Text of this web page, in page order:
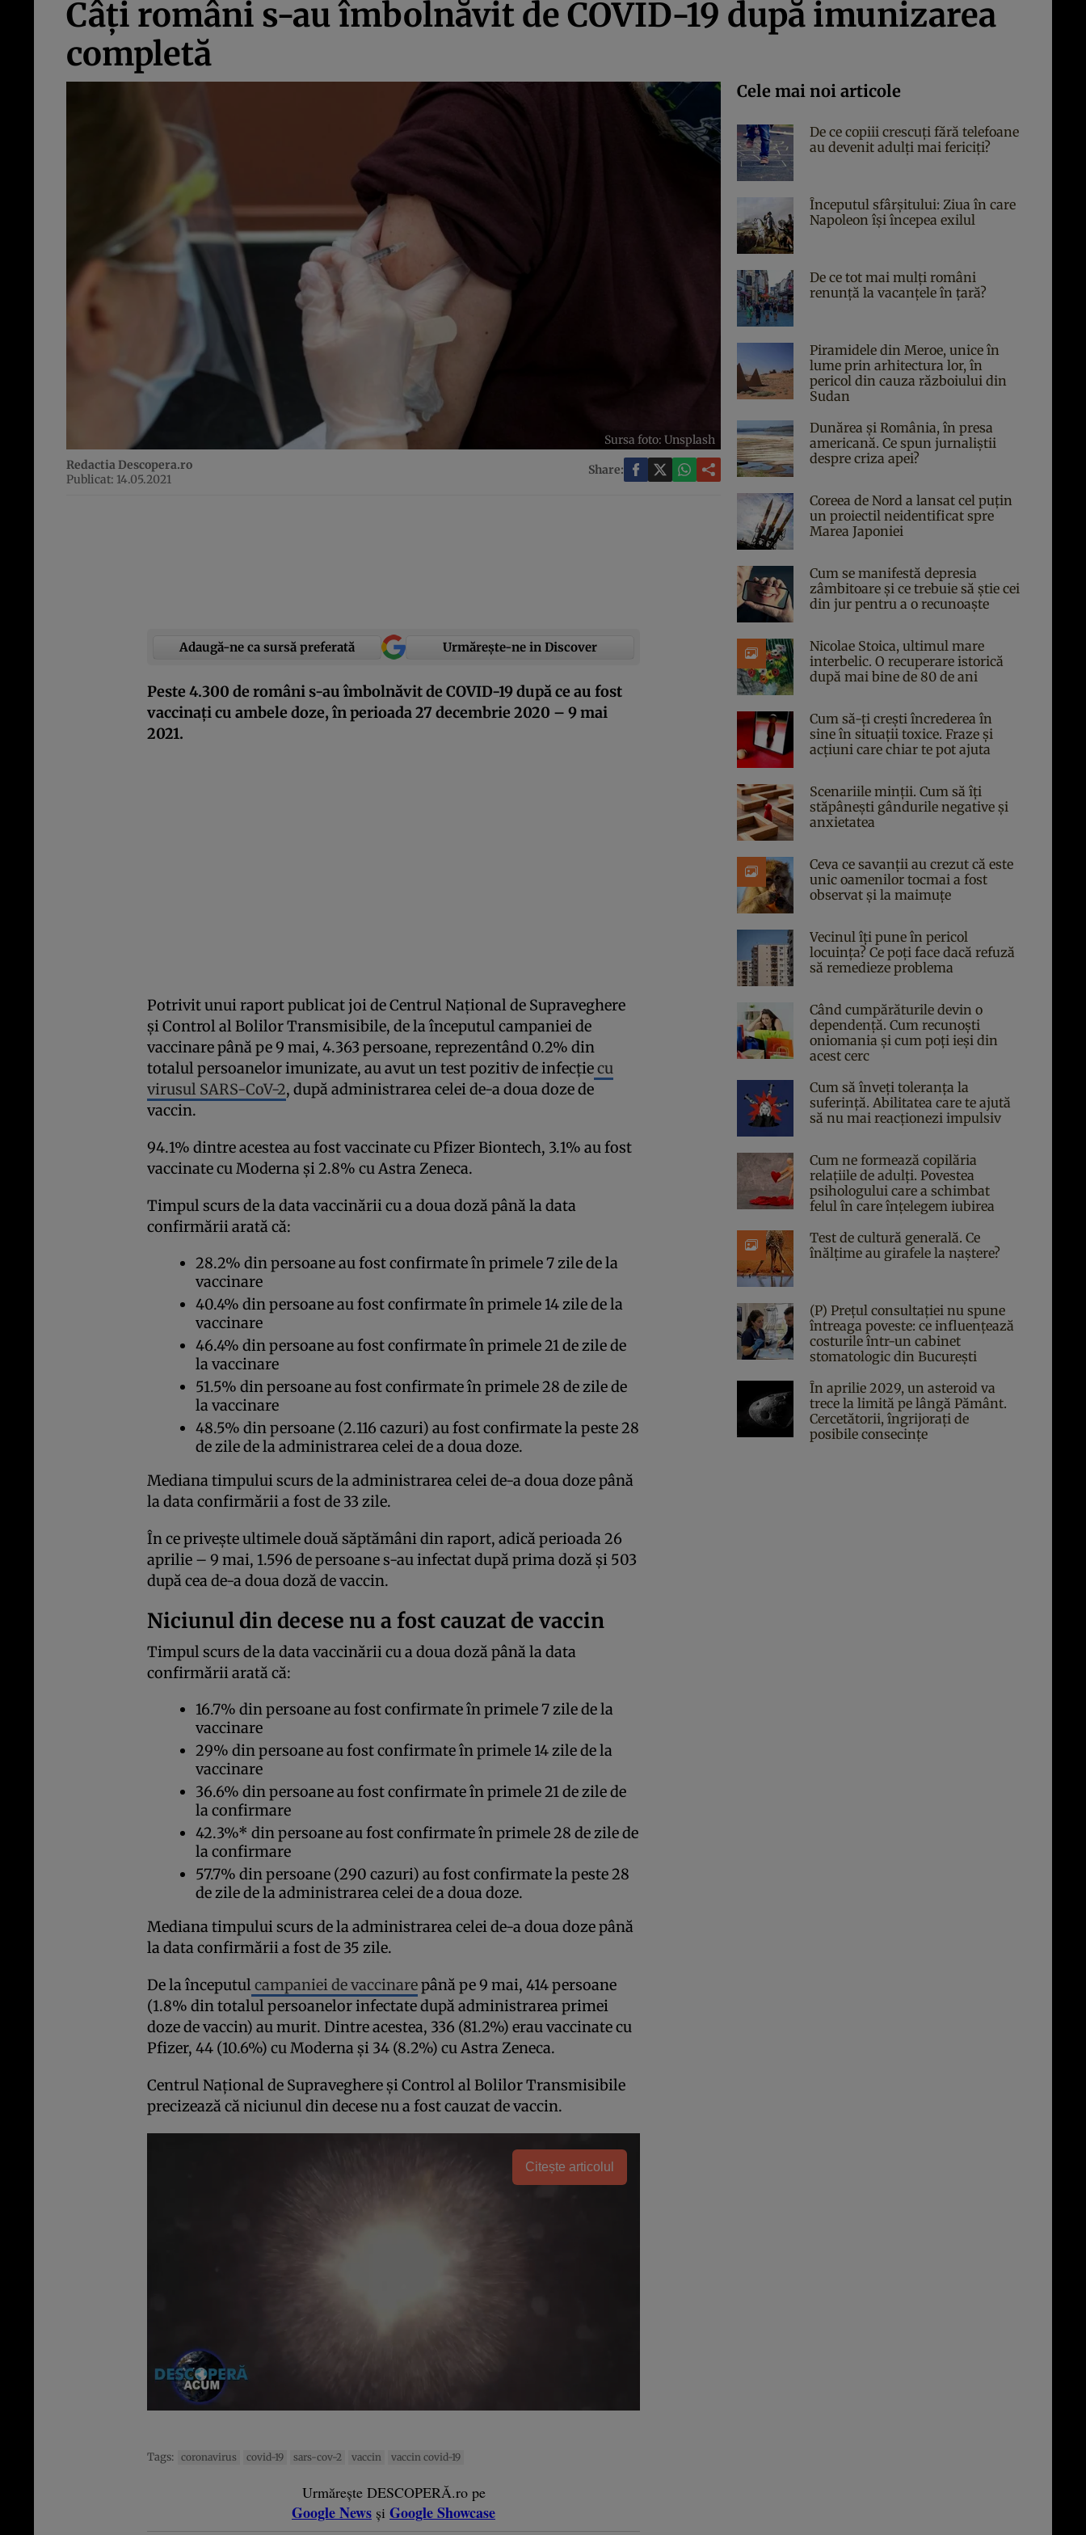
Câți români s-au îmbolnăvit de COVID-19 după imunizarea
completă
Sursa foto: Unsplash
Redactia Descopera.ro
Publicat: 14.05.2021
Share:
Adaugă-ne ca sursă preferată Urmărește-ne in Discover
Peste 4.300 de români s-au îmbolnăvit de COVID-19 după ce au fost
vaccinați cu ambele doze, în perioada 27 decembrie 2020 – 9 mai
2021.
Potrivit unui raport publicat joi de Centrul Național de Supraveghere
și Control al Bolilor Transmisibile, de la începutul campaniei de
vaccinare până pe 9 mai, 4.363 persoane, reprezentând 0.2% din
totalul persoanelor imunizate, au avut un test pozitiv de infecțiecu
virusul SARS-CoV-2, după administrarea celei de-a doua doze de
vaccin.
94.1% dintre acestea au fost vaccinate cu Pfizer Biontech, 3.1% au fost
vaccinate cu Moderna și 2.8% cu Astra Zeneca.
Timpul scurs de la data vaccinării cu a doua doză până la data
confirmării arată că:
28.2% din persoane au fost confirmate în primele 7 zile de la
vaccinare
40.4% din persoane au fost confirmate în primele 14 zile de la
vaccinare
46.4% din persoane au fost confirmate în primele 21 de zile de
la vaccinare
51.5% din persoane au fost confirmate în primele 28 de zile de
la vaccinare
48.5% din persoane (2.116 cazuri) au fost confirmate la peste 28
de zile de la administrarea celei de a doua doze.
Mediana timpului scurs de la administrarea celei de-a doua doze până
la data confirmării a fost de 33 zile.
În ce privește ultimele două săptămâni din raport, adică perioada 26
aprilie – 9 mai, 1.596 de persoane s-au infectat după prima doză și 503
după cea de-a doua doză de vaccin.
Niciunul din decese nu a fost cauzat de vaccin
Timpul scurs de la data vaccinării cu a doua doză până la data
confirmării arată că:
16.7% din persoane au fost confirmate în primele 7 zile de la
vaccinare
29% din persoane au fost confirmate în primele 14 zile de la
vaccinare
36.6% din persoane au fost confirmate în primele 21 de zile de
la confirmare
42.3%* din persoane au fost confirmate în primele 28 de zile de
la confirmare
57.7% din persoane (290 cazuri) au fost confirmate la peste 28
de zile de la administrarea celei de a doua doze.
Mediana timpului scurs de la administrarea celei de-a doua doze până
la data confirmării a fost de 35 zile.
De la începutulcampaniei de vaccinarepână pe 9 mai, 414 persoane
(1.8% din totalul persoanelor infectate după administrarea primei
doze de vaccin) au murit. Dintre acestea, 336 (81.2%) erau vaccinate cu
Pfizer, 44 (10.6%) cu Moderna și 34 (8.2%) cu Astra Zeneca.
Centrul Național de Supraveghere și Control al Bolilor Transmisibile
precizează că niciunul din decese nu a fost cauzat de vaccin.
Citește articolul
Tags: coronavirus covid-19 sars-cov-2 vaccin vaccin covid-19
Urmărește DESCOPERĂ.ro pe
Google News și Google Showcase
Cele mai noi articole
De ce copiii crescuți fără telefoane
au devenit adulți mai fericiți?
Începutul sfârşitului: Ziua în care
Napoleon îşi începea exilul
De ce tot mai mulți români
renunță la vacanțele în țară?
Piramidele din Meroe, unice în
lume prin arhitectura lor, în
pericol din cauza războiului din
Sudan
Dunărea și România, în presa
americană. Ce spun jurnaliștii
despre criza apei?
Coreea de Nord a lansat cel puțin
un proiectil neidentificat spre
Marea Japoniei
Cum se manifestă depresia
zâmbitoare și ce trebuie să știe cei
din jur pentru a o recunoaște
Nicolae Stoica, ultimul mare
interbelic. O recuperare istorică
după mai bine de 80 de ani
Cum să-ți crești încrederea în
sine în situații toxice. Fraze și
acțiuni care chiar te pot ajuta
Scenariile minții. Cum să îți
stăpânești gândurile negative și
anxietatea
Ceva ce savanții au crezut că este
unic oamenilor tocmai a fost
observat și la maimuțe
Vecinul îți pune în pericol
locuința? Ce poți face dacă refuză
să remedieze problema
Când cumpărăturile devin o
dependență. Cum recunoști
oniomania și cum poți ieși din
acest cerc
Cum să înveți toleranța la
suferință. Abilitatea care te ajută
să nu mai reacționezi impulsiv
Cum ne formează copilăria
relațiile de adulți. Povestea
psihologului care a schimbat
felul în care înțelegem iubirea
Test de cultură generală. Ce
înălțime au girafele la naștere?
(P) Prețul consultației nu spune
întreaga poveste: ce influențează
costurile într-un cabinet
stomatologic din București
În aprilie 2029, un asteroid va
trece la limită pe lângă Pământ.
Cercetătorii, îngrijorați de
posibile consecințe